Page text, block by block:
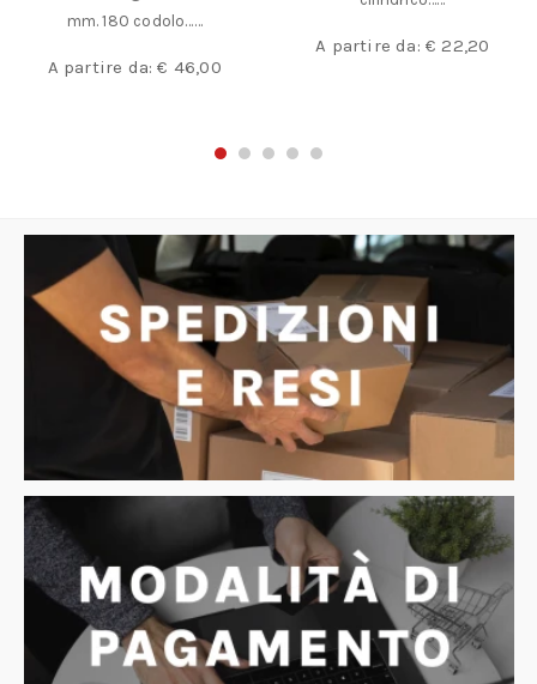
mm. 180 codolo……
A partire da:€ 46,00
A partire da: € 22,20